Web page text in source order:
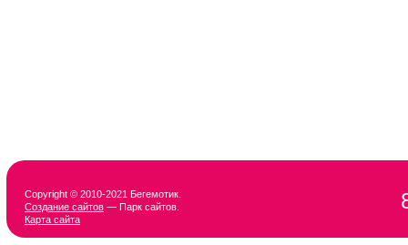
Copyright © 2010-2021 Бегемотик.
Создание сайтов — Парк сайтов.
Карта сайта